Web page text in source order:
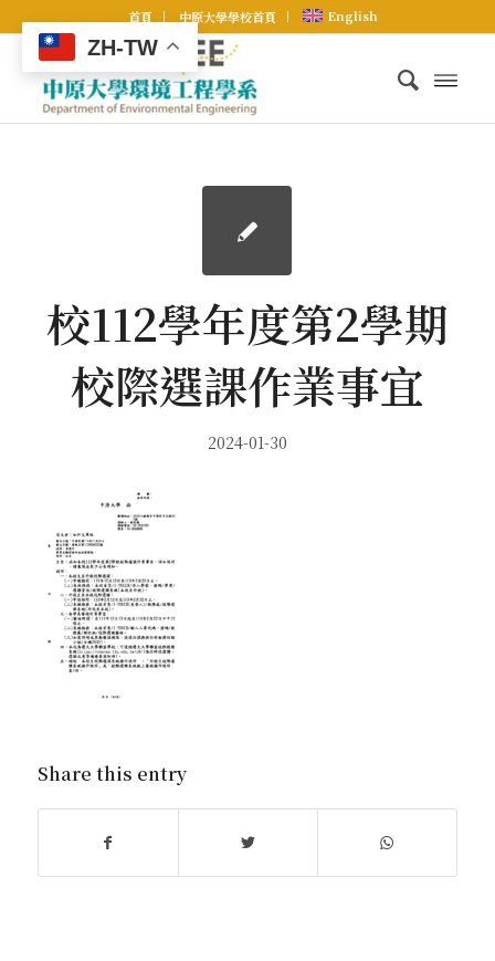
首頁 中原大學學校首頁 English
校112學年度第2學期
校際選課作業事宜
2024-01-30
Share this entry
ZH-TW